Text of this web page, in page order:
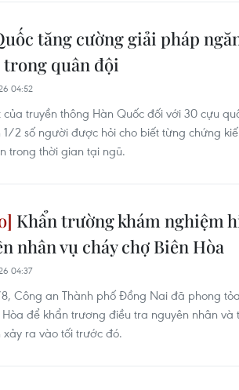
tăng cường giải pháp
quân đội
04:52
của truyền thông Hàn Quốc đối với 30 cựu
1/2 số người được hỏi cho biết từng chứng
trong thời gian tại ngũ.
Khẩn trường khám nghiệm
nhân vụ cháy chợ Biên Hòa
04:37
Công an Thành phố Đồng Nai đã phong
Hòa để khẩn trương điều tra nguyên nhân và
xảy ra vào tối trước đó.